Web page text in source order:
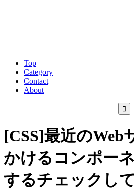
Top
Category
Contact
About
[CSS]最近のWeb
かけるコンポー
するチェックし